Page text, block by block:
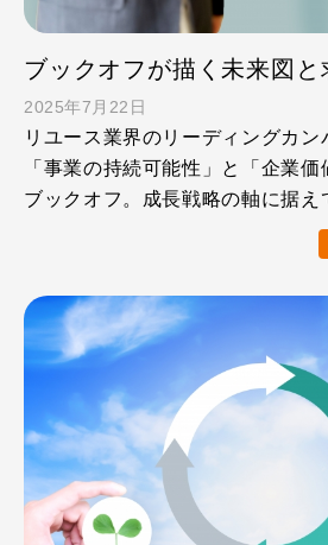
2025年7月22日
リユース業界のリーディングカン
「事業の持続可能性」と「企業
ブックオフ。成長戦略の軸に据え